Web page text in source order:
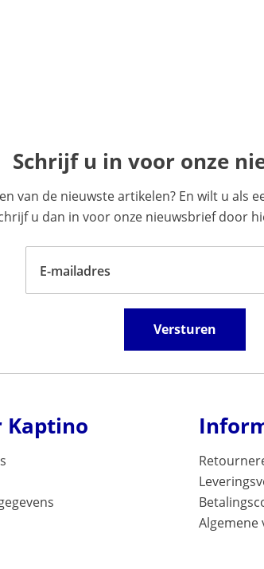
Schrijf u in voor onze
van de nieuwste artikelen? En wilt u als
u dan in voor onze nieuwsbrief door
E-mailadres
Versturen
Kaptino
Algemene